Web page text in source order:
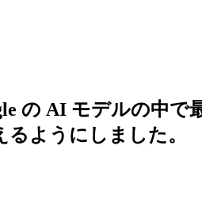
の AI モデルの中
ようにしました。